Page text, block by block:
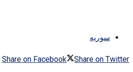
سوریه
Share on Facebook Share on Twitter